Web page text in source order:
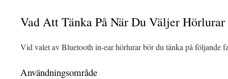
Vad Att Tänka På När Du Väljer Hörlurar
Vid valet av Bluetooth in-ear hörlurar bör du tänka på följande
Användningsområde